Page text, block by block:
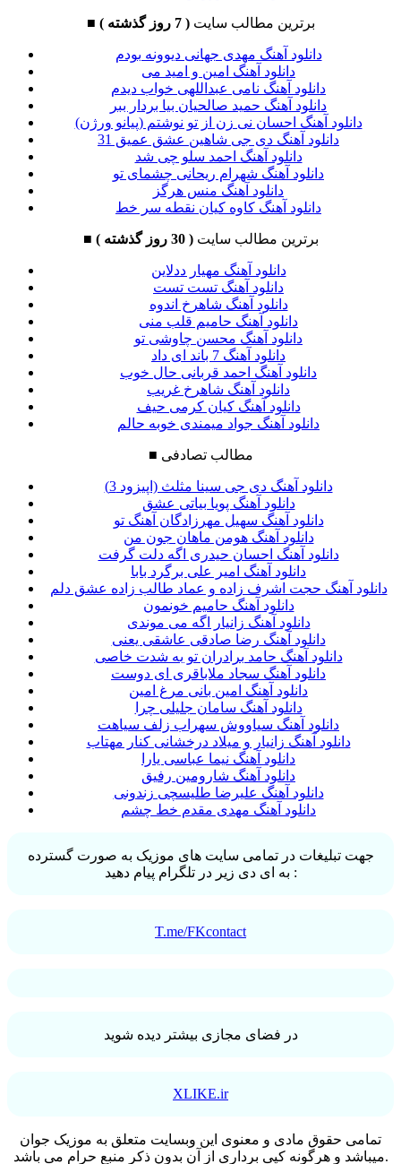
■ برترین مطالب سایت( 7 روز گذشته )
دانلود آهنگ مهدی جهانی دیوونه بودم
دانلود آهنگ امین و امید می
دانلود آهنگ نامی عبداللهی خواب دیدم
دانلود آهنگ حمید صالحیان بیا بردار ببر
دانلود آهنگ احسان نی زن از تو نوشتم (پیانو ورژن)
دانلود آهنگ دی جی شاهین عشق عمیق 31
دانلود آهنگ احمد سلو چی شد
دانلود آهنگ شهرام ریحانی چشمای تو
دانلود آهنگ منس هرگز
دانلود آهنگ کاوه کیان نقطه سر خط
■ برترین مطالب سایت( 30 روز گذشته )
دانلود آهنگ مهیار ددلاین
دانلود آهنگ تست تست
دانلود آهنگ شاهرخ اندوه
دانلود آهنگ حامیم قلب منی
دانلود آهنگ محسن چاوشی تو
دانلود آهنگ 7 باند ای داد
دانلود آهنگ احمد قربانی حال خوب
دانلود آهنگ شاهرخ غریب
دانلود آهنگ کیان کرمی حیف
دانلود آهنگ جواد میمندی خوبه حالم
■ مطالب تصادفی
دانلود آهنگ دی جی سینا مثلث (اپیزود 3)
دانلود آهنگ پویا بیاتی عشق
دانلود آهنگ سهیل مهرزادگان آهنگ تو
دانلود آهنگ هومن ماهان جون من
دانلود آهنگ احسان حیدری اگه دلت گرفت
دانلود آهنگ امیر علی برگرد بابا
دانلود آهنگ حجت اشرف زاده و عماد طالب زاده عشق دلم
دانلود آهنگ حامیم خونمون
دانلود آهنگ زانیار اگه می موندی
دانلود آهنگ رضا صادقی عاشقی یعنی
دانلود آهنگ حامد برادران تو به شدت خاصی
دانلود آهنگ سجاد ملاباقری ای دوست
دانلود آهنگ امین بانی مرغ امین
دانلود آهنگ سامان جلیلی چرا
دانلود آهنگ سیاووش سهراب زلف سیاهت
دانلود آهنگ زانیار و میلاد درخشانی کنار مهتاب
دانلود آهنگ نیما عباسی یارا
دانلود آهنگ شارومین رفیق
دانلود آهنگ علیرضا طلیسچی زندونی
دانلود آهنگ مهدی مقدم خط چشم
جهت تبلیغات در تمامی سایت های موزیک به صورت گسترده
به ای دی زیر در تلگرام پیام دهید :
T.me/FKcontact
در فضای مجازی بیشتر دیده شوید
XLIKE.ir
تمامی حقوق مادی و معنوی اين وبسايت متعلق به موزیک جوان
ميباشد و هرگونه کپی برداری از آن بدون ذکر منبع حرام می باشد.